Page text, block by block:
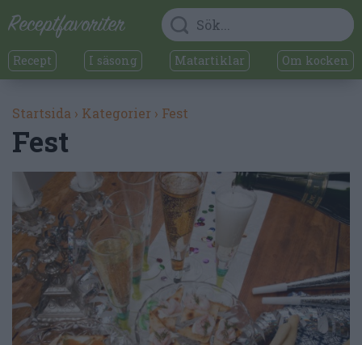
Recept I säsong Matartiklar Om kocken
Startsida › Kategorier › Fest
Fest